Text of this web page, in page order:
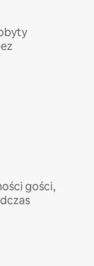
gości,